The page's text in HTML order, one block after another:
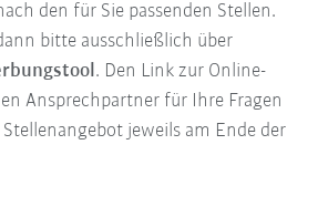
den für Sie passenden Stellen.
bitte ausschließlich über
. Den Link zur Online-
Ansprechpartner für Ihre Fragen
jeweils am Ende der